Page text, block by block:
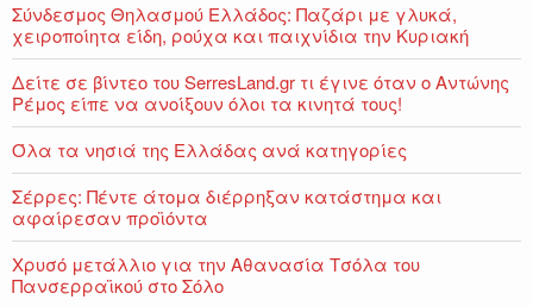
Σύνδεσμος Θηλασμού Ελλάδος: Παζάρι με γλυκά,
χειροποίητα είδη, ρούχα και παιχνίδια την Κυριακή
Δείτε σε βίντεο του SerresLand.gr τι έγινε όταν ο Αντώνης
Ρέμος είπε να ανοίξουν όλοι τα κινητά τους!
Όλα τα νησιά της Ελλάδας ανά κατηγορίες
Σέρρες: Πέντε άτομα διέρρηξαν κατάστημα και
αφαίρεσαν προϊόντα
Χρυσό μετάλλιο για την Αθανασία Τσόλα του
Πανσερραϊκού στο Σόλο